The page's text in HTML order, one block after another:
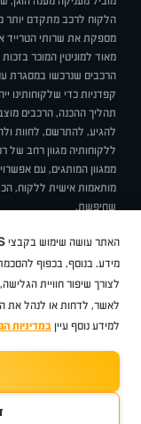
הלקוח לרכב מתקדם יותר
מספקת את שרותי הטרייד
מאוד למוניטין המוכר
הרכבים שנרכשו במסגרת
קפדניות כדי שלקוחותינו
תהליך ההכנה, הרכבים
להגיע, להתרשם, לחוות
ללקוחותיה מגוון רחב של
ממגוון המותגים, עם
מותאמות אישית ללקוח,
שחיפשת.
תקנוןBUY BACK
סיטרואן אופלפיג'וMG
Geely
ב מ וולקסוסאאודיסקודה
כל
האתר עושה שימוש בקבצי
מידע. בנוסף, בכפוף
לצורך שיפור חוויית
לאשר, לדחות או לנהל את
למידע נוסף עיין במדיניות